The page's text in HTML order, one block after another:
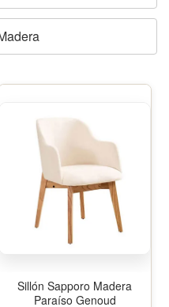
Sillón Sapporo Madera
Paraíso Genoud